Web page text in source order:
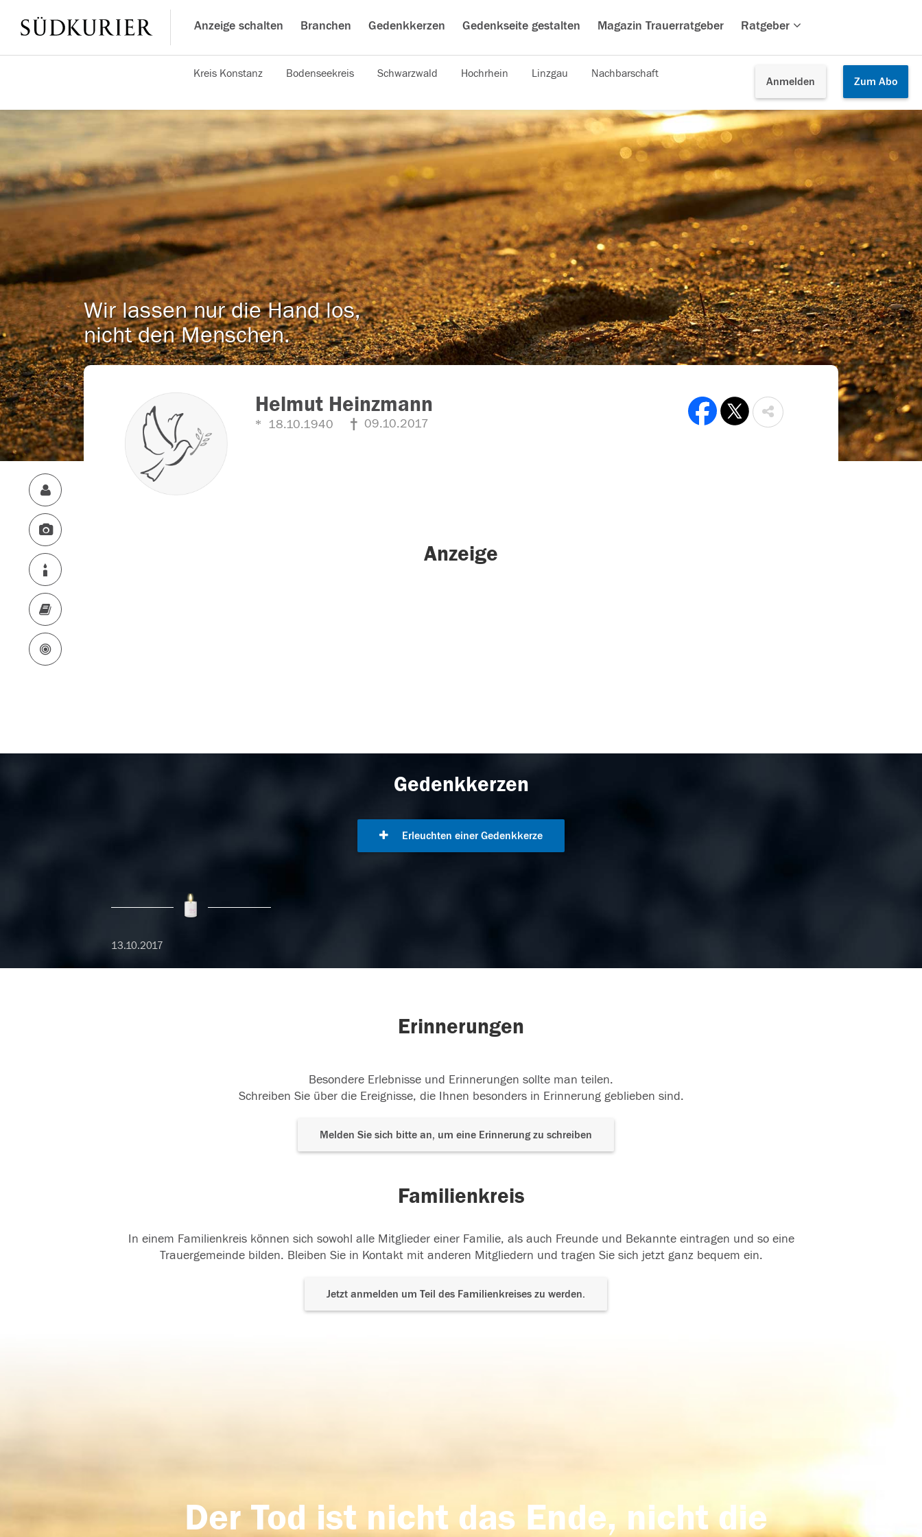
Anzeige schalten Branchen Gedenkkerzen Gedenkseite gestalten Magazin Trauerratgeber Ratgeber
Anmelden Zum Abo
Kreis Konstanz Bodenseekreis Schwarzwald Hochrhein Linzgau Nachbarschaft
Wir lassen nur die Hand los,
nicht den Menschen.
Helmut Heinzmann
18.10.1940 09.10.2017
Anzeige
Gedenkkerzen
Erleuchten einer Gedenkkerze
13.10.2017
Erinnerungen
Besondere Erlebnisse und Erinnerungen sollte man teilen.
Schreiben Sie über die Ereignisse, die Ihnen besonders in Erinnerung geblieben sind.
Melden Sie sich bitte an, um eine Erinnerung zu schreiben
Familienkreis
In einem Familienkreis können sich sowohl alle Mitglieder einer Familie, als auch Freunde und Bekannte eintragen und so eine
Trauergemeinde bilden. Bleiben Sie in Kontakt mit anderen Mitgliedern und tragen Sie sich jetzt ganz bequem ein.
Jetzt anmelden um Teil des Familienkreises zu werden.
Der Tod ist nicht das Ende, nicht die